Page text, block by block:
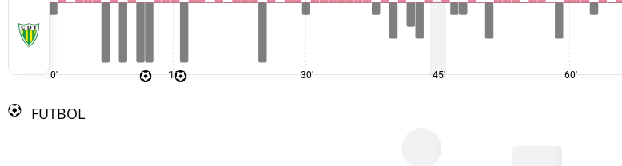
0' 15' 30' 45' 60'
FUTBOL